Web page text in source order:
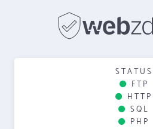
STATUS
FTP
HTTP
SQL
PHP